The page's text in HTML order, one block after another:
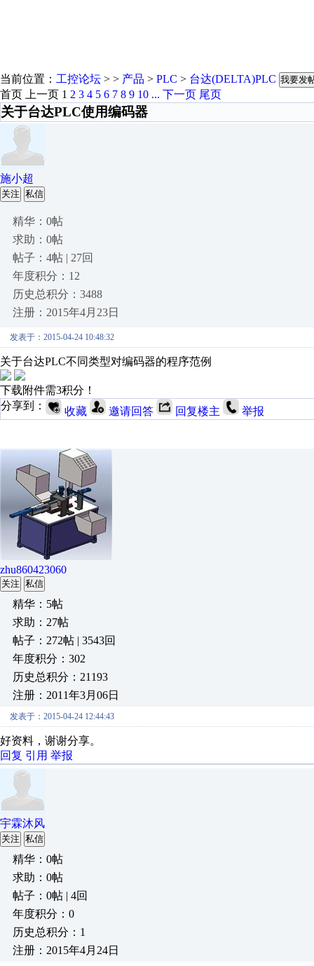
当前位置： 工控论坛 > > 产品 > PLC > 台达(DELTA)PLC 我要发
首页 上一页 1 2 3 4 5 6 7 8 9 10 ... 下一页 尾页
关于台达PLC使用编码器
施小超
关注 私信
精华：0帖
求助：0帖
帖子：4帖 | 27回
年度积分：12
历史总积分：3488
注册：2015年4月23日
发表于：2015-04-24 10:48:32
关于台达PLC不同类型对编码器的程序范例
下载附件需3积分！
分享到：
收藏 邀请回答 回复楼主 举报
zhu860423060
关注 私信
精华：5帖
求助：27帖
帖子：272帖 | 3543回
年度积分：302
历史总积分：21193
注册：2011年3月06日
发表于：2015-04-24 12:44:43
好资料，谢谢分享。
回复 引用 举报
宇霖沐风
关注 私信
精华：0帖
求助：0帖
帖子：0帖 | 4回
年度积分：0
历史总积分：1
注册：2015年4月24日